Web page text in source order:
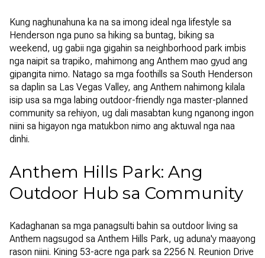
Kung naghunahuna ka na sa imong ideal nga lifestyle sa
Henderson nga puno sa hiking sa buntag, biking sa
weekend, ug gabii nga gigahin sa neighborhood park imbis
nga naipit sa trapiko, mahimong ang Anthem mao gyud ang
gipangita nimo. Natago sa mga foothills sa South Henderson
sa daplin sa Las Vegas Valley, ang Anthem nahimong kilala
isip usa sa mga labing outdoor-friendly nga master-planned
community sa rehiyon, ug dali masabtan kung nganong ingon
niini sa higayon nga matukbon nimo ang aktuwal nga naa
dinhi.
Anthem Hills Park: Ang
Outdoor Hub sa Community
Kadaghanan sa mga panagsulti bahin sa outdoor living sa
Anthem nagsugod sa Anthem Hills Park, ug aduna'y maayong
rason niini. Kining 53-acre nga park sa 2256 N. Reunion Drive